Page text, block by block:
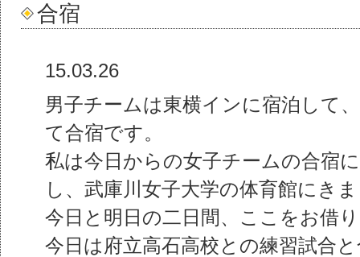
合宿
15.03.26
男子チームは東横インに宿泊して
て合宿です。
私は今日からの女子チームの合宿
し、武庫川女子大学の体育館にき
今日と明日の二日間、ここをお借
今日は府立高石高校との練習試合